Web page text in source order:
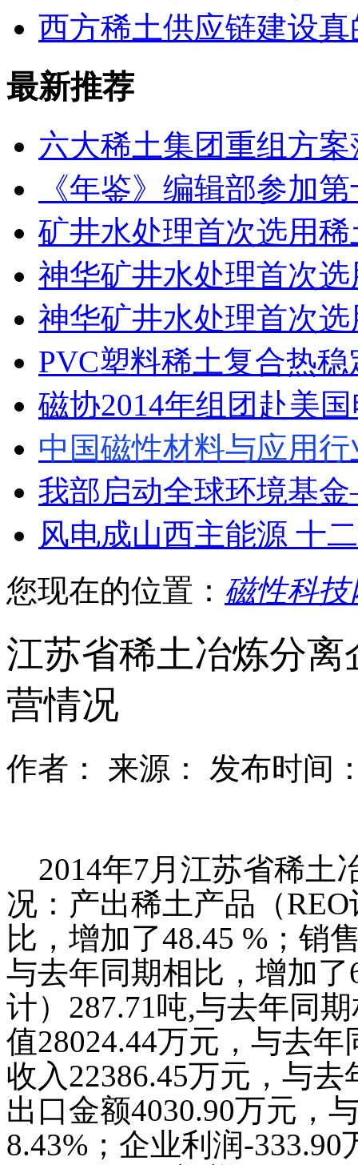
西方稀土供应链建设
最新推荐
六大稀土集团重组方
《年鉴》编辑部参加
矿井水处理首次选用
神华矿井水处理首次
神华矿井水处理首次
PVC塑料稀土复合热
磁协2014年组团赴美
中国磁性材料与应用
我部启动全球环境基
风电成山西主能源 十
您现在的位置： 磁性科技
江苏省稀土冶炼分离
营情况
作者： 来源： 发布时间
2014年7月江苏省稀土
况：产出稀土产品（REO
比，增加了48.45 % ；销
与去年同期相比，增加了
计） 287.71吨,与去年同
值28024.44万元，与去年
收入22386.45万元，与去
出口金额4030.90万元，
8.43% ；企业利润-333.90